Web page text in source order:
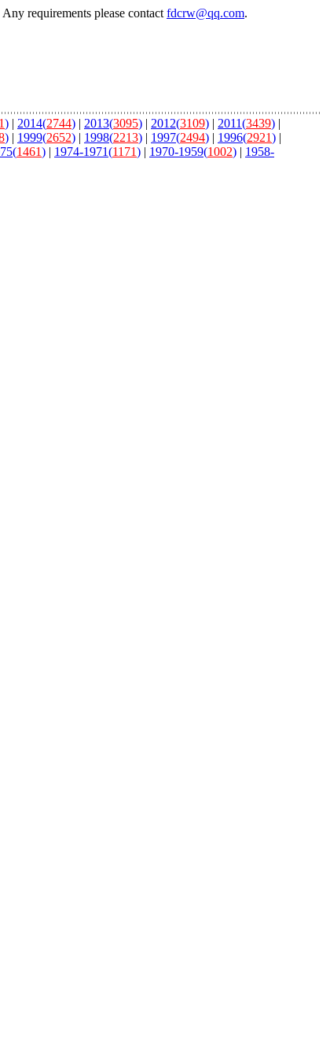
requirements please contact fdcrw@qq.com.
) | 2014(2744) | 2013(3095) | 2012(3109) | 2011(3439) |
) | 1999(2652) | 1998(2213) | 1997(2494) | 1996(2921) |
1461) | 1974-1971(1171) | 1970-1959(1002) | 1958-